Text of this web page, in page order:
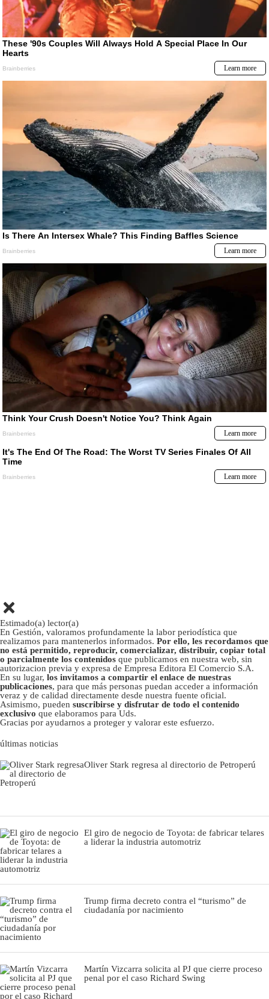
Estimado(a) lector(a)
En Gestión, valoramos profundamente la labor periodística que
realizamos para mantenerlos informados. Por ello, les recordamos que
no está permitido, reproducir, comercializar, distribuir, copiar total
o parcialmente los contenidos que publicamos en nuestra web, sin
autorizacion previa y expresa de Empresa Editora El Comercio S.A.
En su lugar, los invitamos a compartir el enlace de nuestras
publicaciones, para que más personas puedan acceder a información
veraz y de calidad directamente desde nuestra fuente oficial.
Asimismo, pueden suscribirse y disfrutar de todo el contenido
exclusivo que elaboramos para Uds.
Gracias por ayudarnos a proteger y valorar este esfuerzo.
últimas noticias
Oliver Stark regresa al directorio de Petroperú
El giro de negocio de Toyota: de fabricar telares
a liderar la industria automotriz
Trump firma decreto contra el “turismo” de
ciudadanía por nacimiento
Martín Vizcarra solicita al PJ que cierre proceso
penal por el caso Richard Swing